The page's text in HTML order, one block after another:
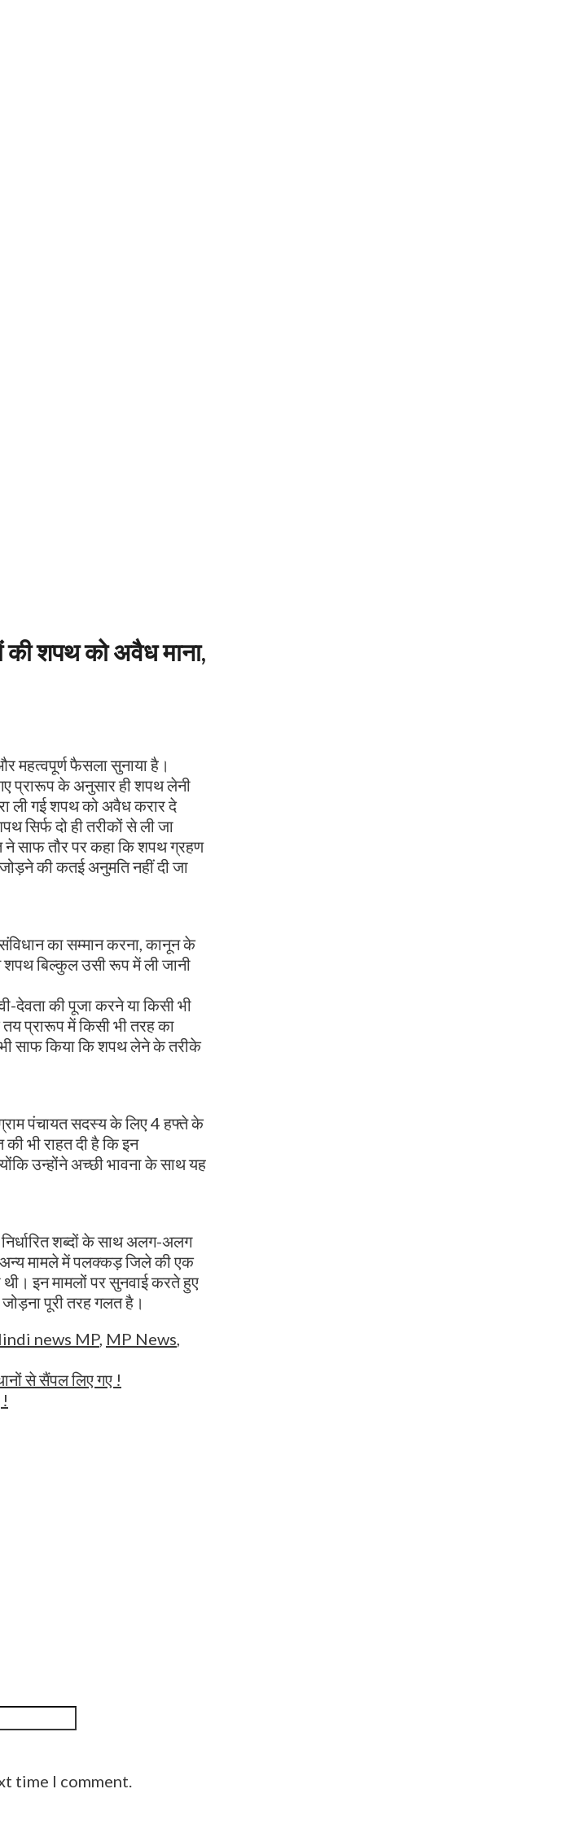
की शपथ को अवैध माना,
महत्वपूर्ण फैसला सुनाया है।
प्रारूप के अनुसार ही शपथ लेनी
ली गई शपथ को अवैध करार दे
सिर्फ दो ही तरीकों से ली जा
ने साफ तौर पर कहा कि शपथ ग्रहण
जोड़ने की कतई अनुमति नहीं दी जा
का सम्मान करना, कानून के
शपथ बिल्कुल उसी रूप में ली जानी
देवता की पूजा करने या किसी भी
प्रारूप में किसी भी तरह का
भी साफ किया कि शपथ लेने के तरीके
पंचायत सदस्य के लिए 4 हफ्ते के
भी राहत दी है कि इन
उन्होंने अच्छी भावना के साथ यह
शब्दों के साथ अलग-अलग
अन्य मामले में पलक्कड़ जिले की एक
इन मामलों पर सुनवाई करते हुए
पूरी तरह गलत है।
news MP, MP News
से सैंपल लिए गए !
time I comment.